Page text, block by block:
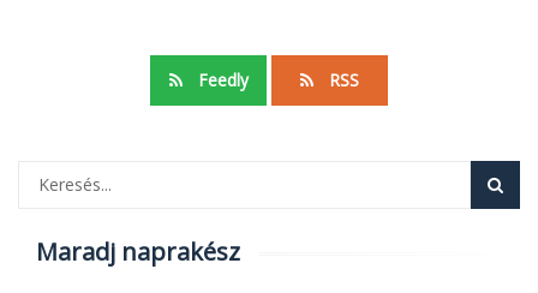
Feedly RSS
Maradj naprakész